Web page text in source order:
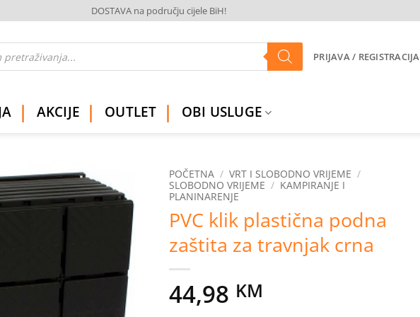
DOSTAVA na području cijele BiH!
PRIJAVA / REGISTRACIJA
AKCIJE OUTLET OBI USLUGE
Dodaj
listu
želja
POČETNA / VRT I SLOBODNO VRIJEME /
SLOBODNO VRIJEME / KAMPIRANJE I
PLANINARENJE
PVC klik plastična podna
zaštita za travnjak crna
44,98 KM